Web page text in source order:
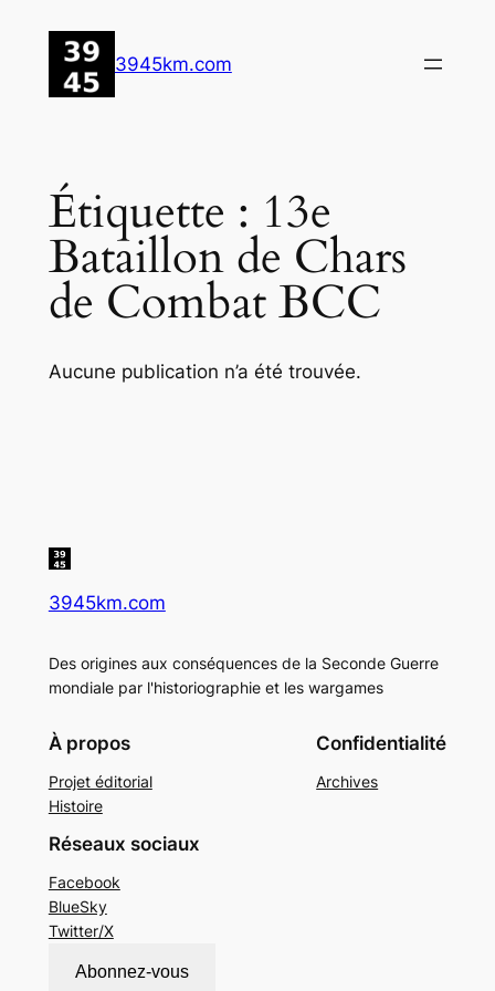
contenu
3945km.com
Étiquette : 13e
Bataillon de Chars
de Combat BCC
Aucune publication n’a été trouvée.
3945km.com
Des origines aux conséquences de la Seconde Guerre
mondiale par l'historiographie et les wargames
À propos
Projet éditorial
Histoire
Confidentialité
Archives
Réseaux sociaux
Facebook
BlueSky
Twitter/X
Abonnez-vous